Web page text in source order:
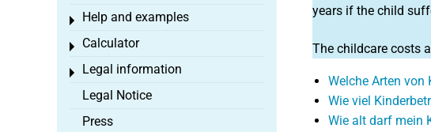
years if the child
The childcare costs
Welche Arten von
Wie viel
Wie alt darf mein
Help and examples
Toggle menu
Calculator
Toggle menu
Legal information
Toggle menu
Legal Notice
Press